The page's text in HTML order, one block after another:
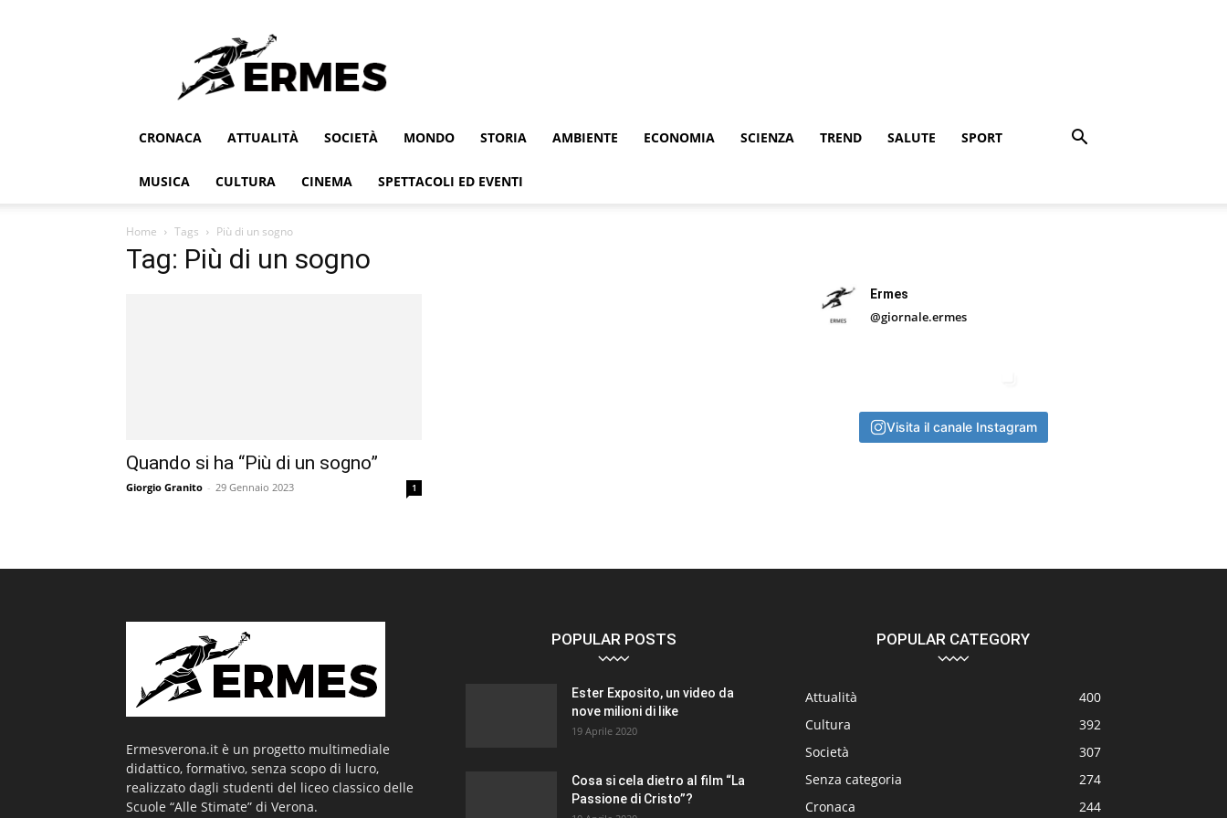
CRONACA ATTUALITÀ SOCIETÀ MONDO STORIA AMBIENTE ECONOMIA SCIENZA TREND SALUTE SPORT
MUSICA CULTURA CINEMA SPETTACOLI ED EVENTI
Home Tags Più di un sogno
Tag: Più di un sogno
Quando si ha “Più di un sogno”
Giorgio Granito - 29 Gennaio 2023 1
Ermes
@giornale.ermes
Visita il canale Instagram
Ermesverona.it è un progetto multimediale
didattico, formativo, senza scopo di lucro,
realizzato dagli studenti del liceo classico delle
Scuole “Alle Stimate” di Verona.
POPULAR POSTS
Ester Exposito, un video da
nove milioni di like
19 Aprile 2020
Cosa si cela dietro al film “La
Passione di Cristo”?
POPULAR CATEGORY
Attualità
400
Cultura
392
Società
307
Senza categoria
274
Cronaca
244